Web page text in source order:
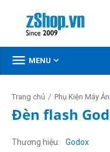
 MENU 
Trang chủ / Phụ Kiện Máy
Đèn flash
Thương hiệu Godox